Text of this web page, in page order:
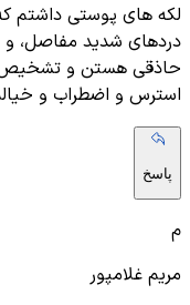
لکه های پوستی داشتم
دردهای شدید مفاصل، و
حاذقی هستن و تشخیص
استرس و اضطراب و
پاسخ
م
مریم غلامپور